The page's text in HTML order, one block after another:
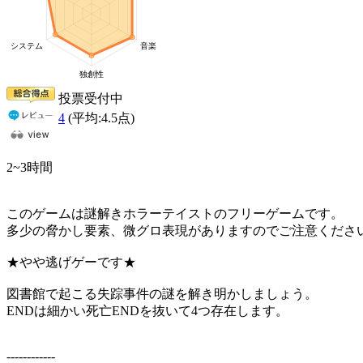
投票受付中
4 (平均:4.5点)
2~3時間
このゲームは謎解きホラーテイストのフリーゲームです。
多少の脅かし要素、微グロ表現がありますのでご注意くださ
★やや逃げゲーです★
図書館で起こる失踪事件の謎を解き明かしましょう。
ENDは細かい死亡ENDを抜いて4つ存在します。
------------